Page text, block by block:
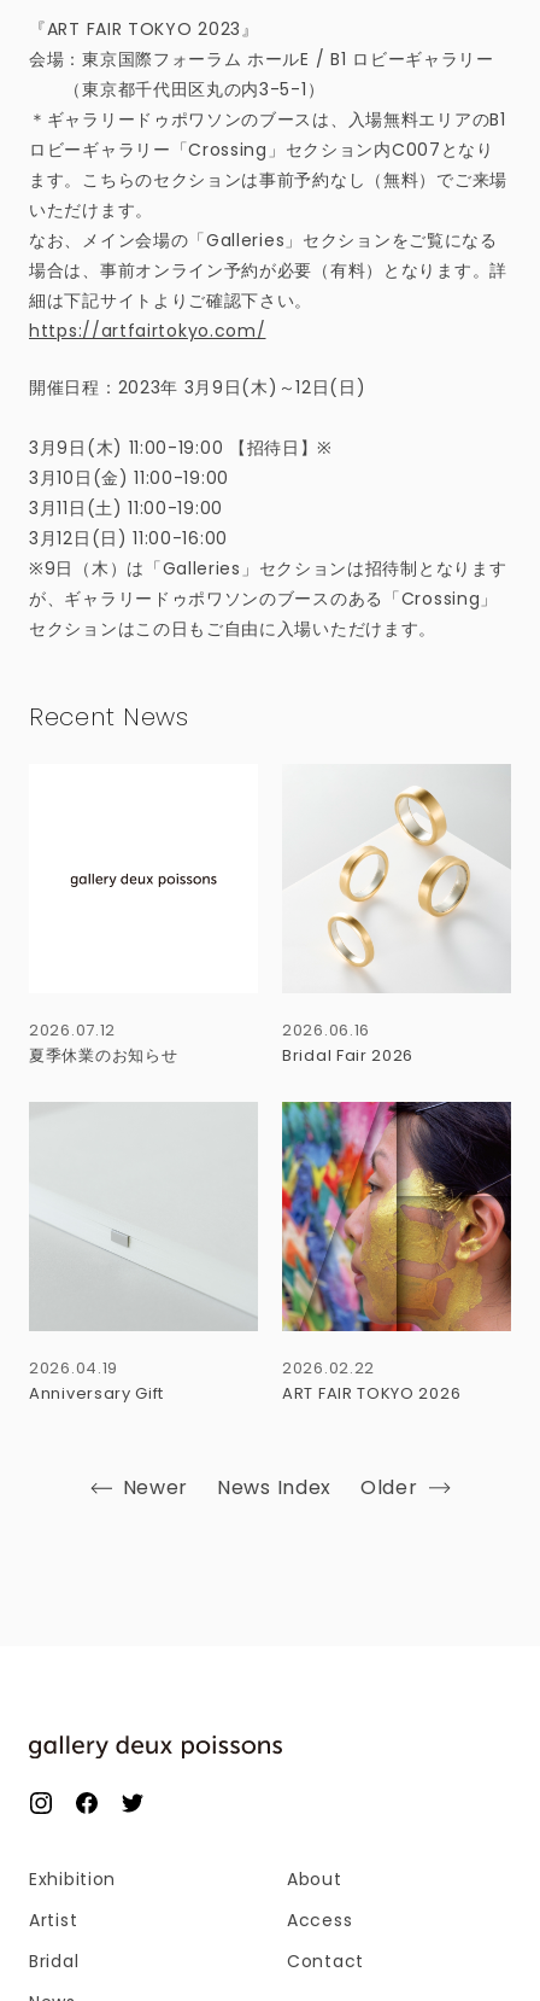
『ART FAIR TOKYO 2023』
会場：東京国際フォーラム ホールE / B1 ロビーギャラリー
（東京都千代田区丸の内3-5-1）
＊ギャラリードゥポワソンのブースは、入場無料エリアのB1
ロビーギャラリー「Crossing」セクション内C007となり
ます。こちらのセクションは事前予約なし（無料）でご来場
いただけます。
なお、メイン会場の「Galleries」セクションをご覧になる
場合は、事前オンライン予約が必要（有料）となります。詳
細は下記サイトよりご確認下さい。
https://artfairtokyo.com/
開催日程：2023年 3月9日(木)～12日(日)
3月9日(木) 11:00-19:00 【招待日】※
3月10日(金) 11:00-19:00
3月11日(土) 11:00-19:00
3月12日(日) 11:00-16:00
※9日（木）は「Galleries」セクションは招待制となります
が、ギャラリードゥポワソンのブースのある「Crossing」
セクションはこの日もご自由に入場いただけます。
Recent News
夏季休業のお知らせ
2026.07.12
Bridal Fair 2026
2026.06.16
Anniversary Gift
2026.04.19
ART FAIR TOKYO 2026
2026.02.22
Newer News Index Older
Exhibition
Artist
Bridal
About
Access
Contact